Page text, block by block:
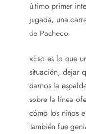
último primer
jugada, una
de Pacheco.
«Eso es lo que
situación, dejar
darnos la
sobre la línea
cómo los niños
También fue